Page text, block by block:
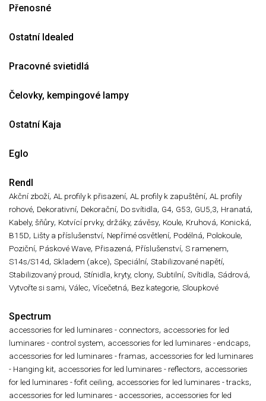
Přenosné
Ostatní Idealed
Pracovné svietidlá
Čelovky, kempingové lampy
Ostatní Kaja
Eglo
Rendl
Akční zboží, AL profily k přisazení, AL profily k zapuštění, AL profily
rohové, Dekorativní, Dekorační, Do svítidla, G4, G53, GU5,3, Hranatá,
Kabely, šňůry, Kotvící prvky, držáky, závěsy, Koule, Kruhová, Konická,
B15D, Lišty a příslušenství, Nepřímé osvětlení, Podélná, Polokoule,
Poziční, Páskové Wave, Přisazená, Příslušenství, S ramenem,
S14s/S14d, Skladem (akce), Speciální, Stabilizované napětí,
Stabilizovaný proud, Stínidla, kryty, clony, Subtilní, Svítidla, Sádrová,
Vytvořte si sami, Válec, Vícečetná, Bez kategorie, Sloupkové
Spectrum
accessories for led luminares - connectors, accessories for led
luminares - control system, accessories for led luminares - endcaps,
accessories for led luminares - framas, accessories for led luminares
- Hanging kit, accessories for led luminares - reflectors, accessories
for led luminares - fofit ceiling, accessories for led luminares - tracks,
accessories for led luminares - accessories, accessories for led